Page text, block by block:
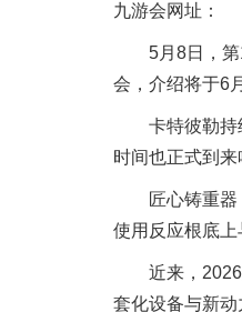
九游会网址：
5月8日，第
会，介绍将于6
卡特彼勒持续
时间也正式到来
匠心铸重器，
使用反应根底上
近来，2026
套化设备与新